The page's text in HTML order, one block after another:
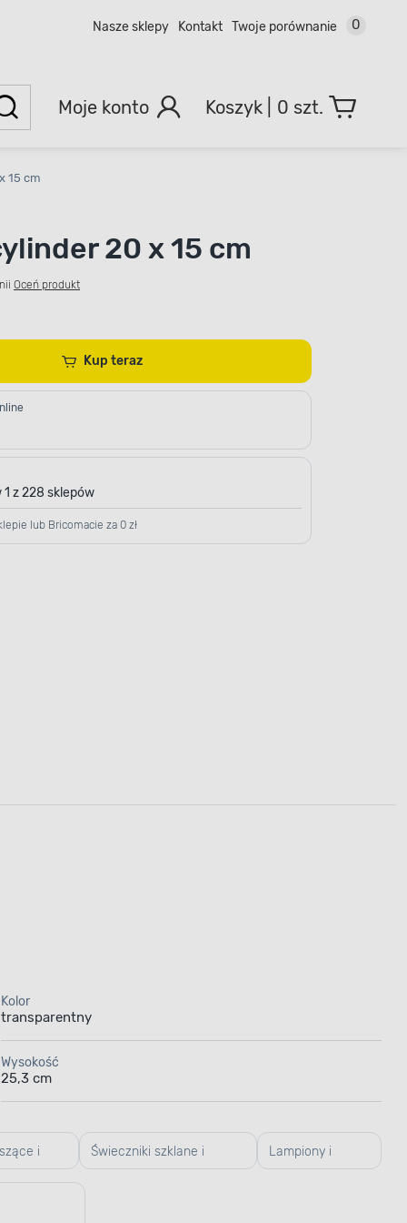
Nasze sklepy Kontakt Twoje porównanie 0
Moje konto 0 szt.
15 cm
20 x 15 cm
Oceń produkt
Kup teraz
1 z 228 sklepów
lub Bricomacie za 0 zł
Kolor
transparentny
Wysokość
25,3 cm
i Świeczniki szklane i Lampiony i